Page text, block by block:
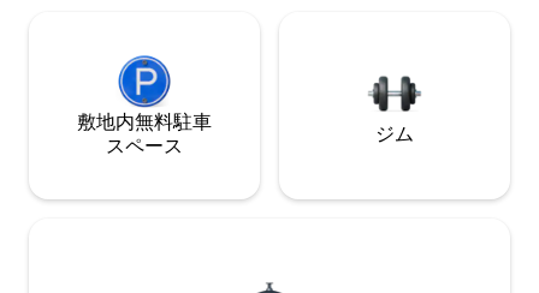
敷地内無料駐⁠車
ス⁠ペ⁠ー⁠ス
ジム